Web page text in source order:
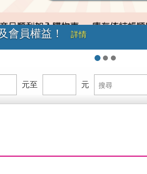
在就加入臺鐵會員享福利
元至
位
元
搜
尋